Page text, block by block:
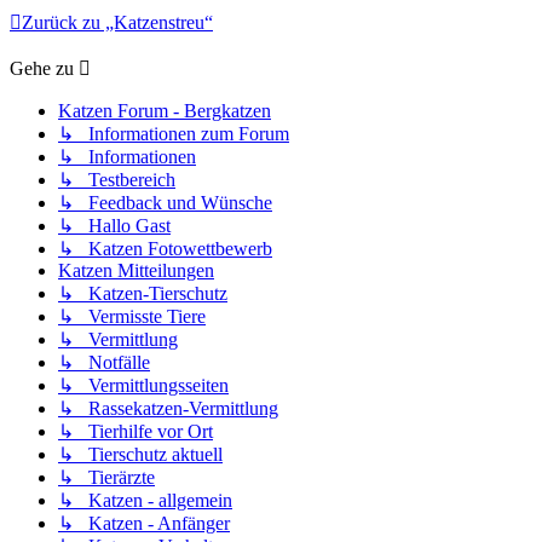
Zurück zu „Katzenstreu“
Gehe zu
Katzen Forum - Bergkatzen
↳ Informationen zum Forum
↳ Informationen
↳ Testbereich
↳ Feedback und Wünsche
↳ Hallo Gast
↳ Katzen Fotowettbewerb
Katzen Mitteilungen
↳ Katzen-Tierschutz
↳ Vermisste Tiere
↳ Vermittlung
↳ Notfälle
↳ Vermittlungsseiten
↳ Rassekatzen-Vermittlung
↳ Tierhilfe vor Ort
↳ Tierschutz aktuell
↳ Tierärzte
↳ Katzen - allgemein
↳ Katzen - Anfänger